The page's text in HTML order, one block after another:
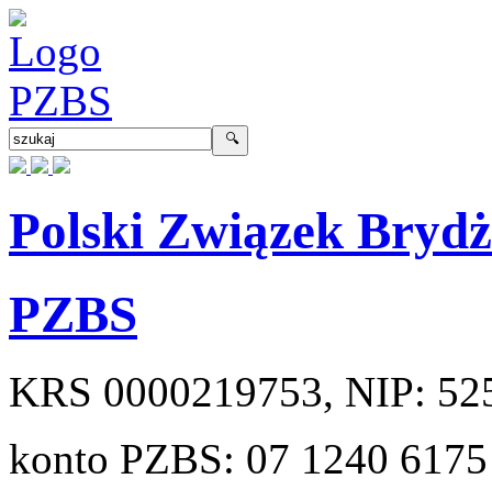
Polski Związek
PZBS
KRS 0000219753, NIP:
konto PZBS: 07 1240